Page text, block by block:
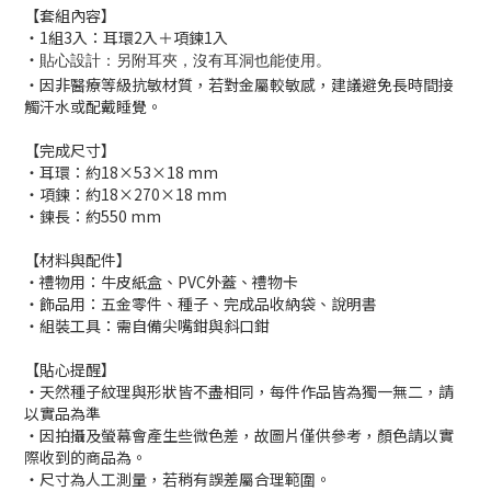
【套組內容】
・1組3入：耳環2入＋項鍊1入
・ 貼心設計：另附耳夾，沒有耳洞也能使用。
・因非醫療等級抗敏材質，若對金屬較敏感，建議避免長時間接
觸汗水或配戴睡覺。
【完成尺寸】
・耳環：約18×53×18 mm
・項鍊：約18×270×18 mm
・鍊長：約550 mm
【材料與配件】
・禮物用：牛皮紙盒、PVC外蓋、禮物卡
・飾品用：五金零件、種子、完成品收納袋、說明書
・組裝工具：需自備尖嘴鉗與斜口鉗
【貼心提醒】
・天然種子紋理與形狀皆不盡相同，每件作品皆為獨一無二，請
以實品為準
・因拍攝及螢幕會產生些微色差，故圖片僅供參考，顏色請以實
際收到的商品為。
・尺寸為人工測量，若稍有誤差屬合理範圍。